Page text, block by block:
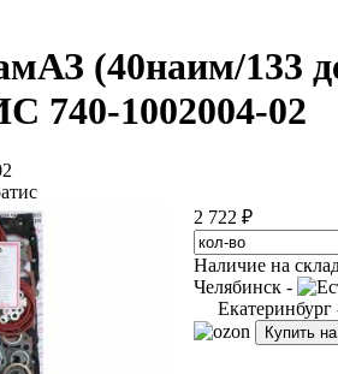
(40наим/133
740-1002004-02
2 722 ₽
Наличие на
Челябинск -
Купить